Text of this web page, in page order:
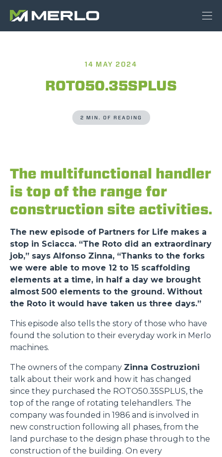
14 MAY 2024
ROTO50.35SPLUS
2 MIN. OF READING
The multifunctional handler
is top of the range for
construction site activities.
The new episode of Partners for Life makes a
stop in Sciacca. “The Roto did an extraordinary
job,” says Alfonso Zinna, “Thanks to the forks
we were able to move 12 to 15 scaffolding
elements at a time, in half a day we brought
almost 500 elements to the ground. Without
the Roto it would have taken us three days.”
This episode also tells the story of those who have
found the solution to their everyday work in Merlo
machines.
The owners of the company Zinna Costruzioni
talk about their work and how it has changed
since they purchased the ROTO50.35SPLUS, the
top of the range of rotating telehandlers. The
company was founded in 1986 and is involved in
new construction following all phases, from the
land purchase to the design phase through to the
construction of the building. On every